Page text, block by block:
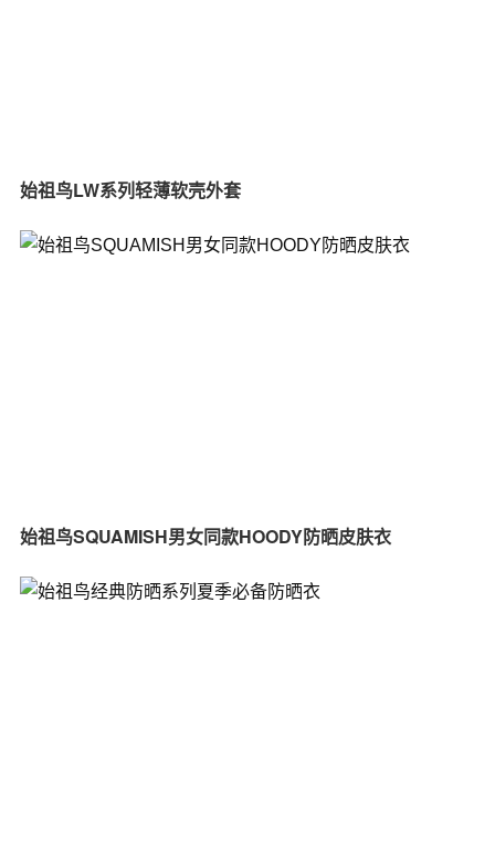
始祖鸟LW系列轻薄软壳外套
始祖鸟SQUAMISH男女同款HOODY防晒皮肤衣